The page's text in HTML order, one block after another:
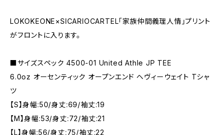
LOKOKEONE×SICARIOCARTEL「家族仲間義理人情」プリント
がフロントに入ります。
■サイズスペック 4500-01 United Athle JP TEE
6.0oz オーセンティック オープンエンド ヘヴィーウェイト Tシャ
ツ
【S】身幅:50/身丈:69/袖丈:19
【M】身幅:53/身丈:72/袖丈:21
【L】身幅:56/身丈:75/袖丈:22